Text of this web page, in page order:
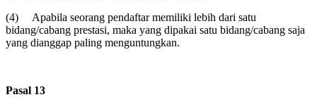
(4) Apabila seorang pendaftar memiliki lebih dari satu
bidang/cabang prestasi, maka yang dipakai satu bidang/cabang saja
yang dianggap paling menguntungkan.
Pasal 13